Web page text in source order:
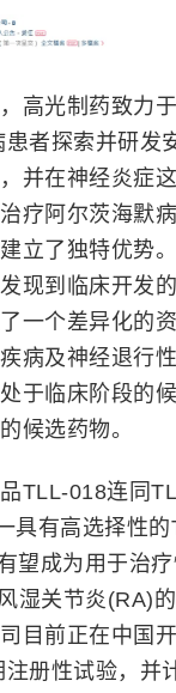
高光制药致力
者探索并研发
并在神经炎症
疗阿尔茨海默
立了独特优势
现到临床开发
一个差异化的
病及神经退行
于临床阶段的
候选药物。
TLL-018连同
具有高选择性
望成为用于治
湿关节炎 (RA)
目前正在中国
册性试验，并